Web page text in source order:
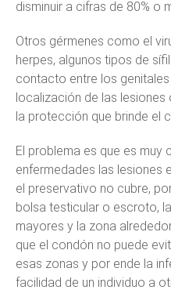
disminuir a cifras de 80% o
Otros gérmenes como el
herpes, algunos tipos de
contacto entre los
localización de las
la protección que brinde el
El problema es que es muy
enfermedades las lesiones
el preservativo no cubre,
bolsa testicular o escroto,
mayores y la zona
que el condón no puede
esas zonas y por ende la
facilidad de un individuo a